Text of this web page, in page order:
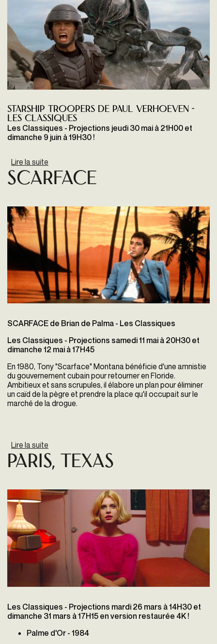
STARSHIP TROOPERS de Paul Verhoeven -
Les Classiques
Les Classiques - Projections jeudi 30 mai à 21H00 et
dimanche 9 juin à 19H30 !
Lire la suite
SCARFACE
SCARFACE de Brian de Palma - Les Classiques
Les Classiques - Projections samedi 11 mai à 20H30 et
dimanche 12 mai à 17H45
En 1980, Tony "Scarface" Montana bénéficie d'une amnistie
du gouvernement cubain pour retourner en Floride.
Ambitieux et sans scrupules, il élabore un plan pour éliminer
un caïd de la pègre et prendre la place qu'il occupait sur le
marché de la drogue.
Lire la suite
Paris, Texas
Les Classiques - Projections mardi 26 mars à 14H30 et
dimanche 31 mars à 17H15 en version restaurée 4K !
Palme d'Or - 1984